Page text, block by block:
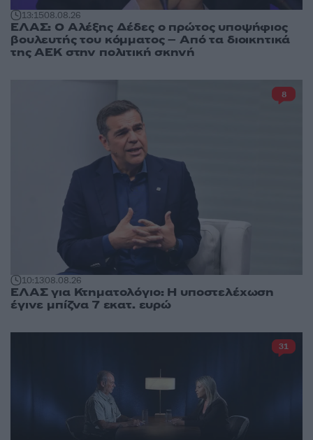
13:1508.08.26
ΕΛΑΣ: Ο Αλέξης Δέδες ο πρώτος υποψήφιος
βουλευτής του κόμματος – Από τα διοικητικά
της ΑΕΚ στην πολιτική σκηνή
10:1308.08.26
ΕΛΑΣ για Κτηματολόγιο: Η υποστελέχωση
έγινε μπίζνα 7 εκατ. ευρώ
8
31